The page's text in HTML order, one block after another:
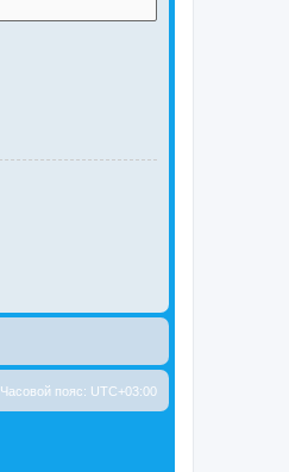
Часовой пояс: UTC+03:00